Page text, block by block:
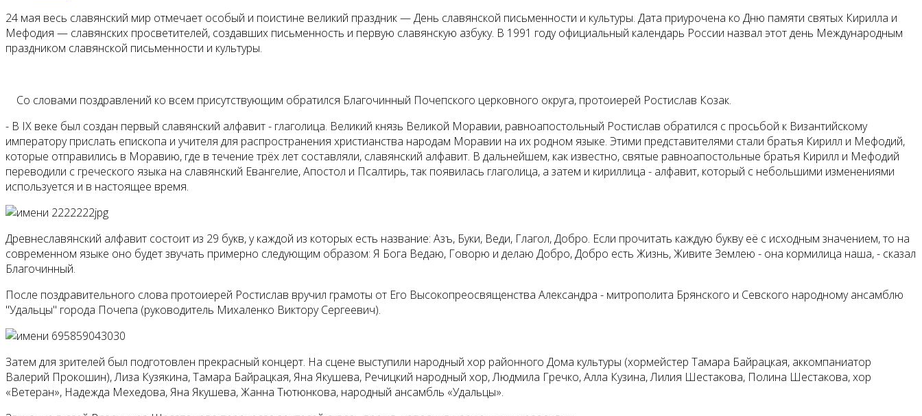
24 мая весь славянский мир отмечает особый и поистине великий праздник — День славянской письменности и культуры. Дата приурочена ко Дню памяти святых Кирилла и
Мефодия — славянских просветителей, создавших письменность и первую славянскую азбуку. В 1991 году официальный календарь России назвал этот день Международным
праздником славянской письменности и культуры.
Со словами поздравлений ко всем присутствующим обратился Благочинный Почепского церковного округа, протоиерей Ростислав Козак.
- В IX веке был создан первый славянский алфавит - глаголица. Великий князь Великой Моравии, равноапостольный Ростислав обратился с просьбой к Византийскому
императору прислать епископа и учителя для распространения христианства народам Моравии на их родном языке. Этими представителями стали братья Кирилл и Мефодий,
которые отправились в Моравию, где в течение трёх лет составляли, славянский алфавит. В дальнейшем, как известно, святые равноапостольные братья Кирилл и Мефодий
переводили с греческого языка на славянский Евангелие, Апостол и Псалтирь, так появилась глаголица, а затем и кириллица - алфавит, который с небольшими изменениями
используется и в настоящее время.
Древнеславянский алфавит состоит из 29 букв, у каждой из которых есть название: Азъ, Буки, Веди, Глагол, Добро. Если прочитать каждую букву её с исходным значением, то на
современном языке оно будет звучать примерно следующим образом: Я Бога Ведаю, Говорю и делаю Добро, Добро есть Жизнь, Живите Землею - она кормилица наша, - сказал
Благочинный.
После поздравительного слова протоиерей Ростислав вручил грамоты от Его Высокопреосвященства Александра - митрополита Брянского и Севского народному ансамблю
"Удальцы" города Почепа (руководитель Михаленко Виктору Сергеевич).
Затем для зрителей был подготовлен прекрасный концерт. На сцене выступили народный хор районного Дома культуры (хормейстер Тамара Байрацкая, аккомпаниатор
Валерий Прокошин), Лиза Кузякина, Тамара Байрацкая, Яна Якушева, Речицкий народный хор, Людмила Гречко, Алла Кузина, Лилия Шестакова, Полина Шестакова, хор
«Ветеран», Надежда Мехедова, Яна Якушева, Жанна Тютюнкова, народный ансамбль «Удальцы».